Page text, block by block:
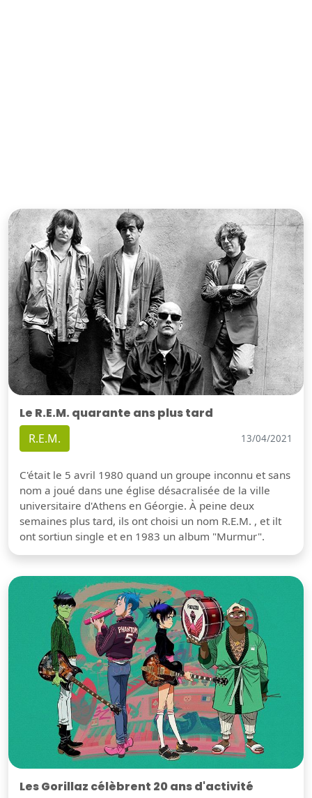
Le R.E.M. quarante ans plus tard
R.E.M. 13/04/2021
C'était le 5 avril 1980 quand un groupe inconnu et sans
nom a joué dans une église désacralisée de la ville
universitaire d'Athens en Géorgie. À peine deux
semaines plus tard, ils ont choisi un nom R.E.M. , et ilt
ont sortiun single et en 1983 un album "Murmur".
Les Gorillaz célèbrent 20 ans d'activité